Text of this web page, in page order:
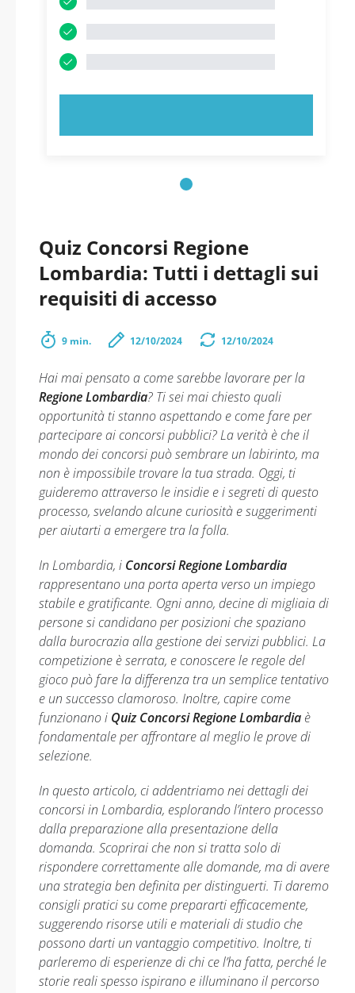
Quiz Concorsi Regione
Lombardia: Tutti i dettagli sui
requisiti di accesso
9 min. 12/10/2024 12/10/2024
Hai mai pensato a come sarebbe lavorare per la
Regione Lombardia? Ti sei mai chiesto quali
opportunità ti stanno aspettando e come fare per
partecipare ai concorsi pubblici? La verità è che il
mondo dei concorsi può sembrare un labirinto, ma
non è impossibile trovare la tua strada. Oggi, ti
guideremo attraverso le insidie e i segreti di questo
processo, svelando alcune curiosità e suggerimenti
per aiutarti a emergere tra la folla.
In Lombardia, i Concorsi Regione Lombardia
rappresentano una porta aperta verso un impiego
stabile e gratificante. Ogni anno, decine di migliaia di
persone si candidano per posizioni che spaziano
dalla burocrazia alla gestione dei servizi pubblici. La
competizione è serrata, e conoscere le regole del
gioco può fare la differenza tra un semplice tentativo
e un successo clamoroso. Inoltre, capire come
funzionano i Quiz Concorsi Regione Lombardia è
fondamentale per affrontare al meglio le prove di
selezione.
In questo articolo, ci addentriamo nei dettagli dei
concorsi in Lombardia, esplorando l’intero processo
dalla preparazione alla presentazione della
domanda. Scoprirai che non si tratta solo di
rispondere correttamente alle domande, ma di avere
una strategia ben definita per distinguerti. Ti daremo
consigli pratici su come prepararti efficacemente,
suggerendo risorse utili e materiali di studio che
possono darti un vantaggio competitivo. Inoltre, ti
parleremo di esperienze di chi ce l’ha fatta, perché le
storie reali spesso ispirano e illuminano il percorso